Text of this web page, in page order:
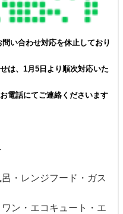
い合わせ対応を休止しており
は、1月5日より順次対応いた
電話にてご連絡くださいます
・レンジフード・ガス
ン・エコキュート・エ